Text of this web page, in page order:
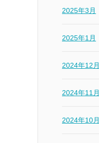
2025年3月
2025年1月
2024年12月
2024年11月
2024年10月